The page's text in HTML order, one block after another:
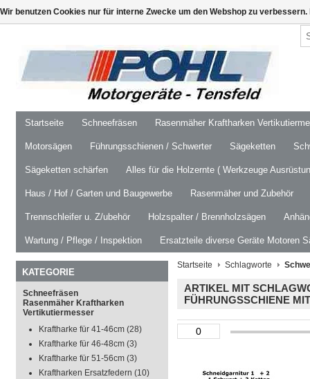
Startseite Schneefräsen Rasenmäher Kraftharken
Motorsägen Führungsschienen / Schwerter Sägeketten
Sägeketten schärfen Alles für die Holzernte ( Werkzeuge
Haus / Hof / Garten und Baugewerbe Rasenmäher und Zubehör
Trennschleifer u. Z/ubehör Holzspalter / Brennholzsägen
Wartung / Pflege / Inspektion Ersatzteile diverse Geräte Motoren
KATEGORIE
Schneefräsen
Rasenmäher Kraftharken
Vertikutiermesser
Kraftharke für 41-46cm (28)
Kraftharke für 46-48cm (3)
Kraftharke für 51-56cm (3)
Kraftharken Ersatzfedern (10)
Startseite Schlagworte
ARTIKEL MIT
FÜHRUNGSSCHIENE
Wir benutzen Cookies nur für interne Zwecke um den Webshop zu